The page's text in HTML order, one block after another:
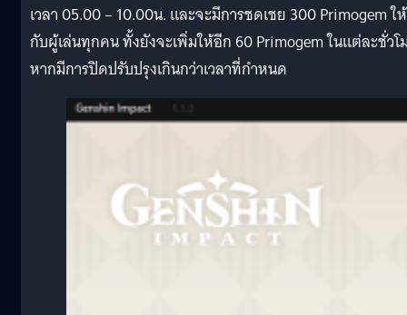
เวลา 05.00 – 10.00น. และจะมีการชดเชย 300 Primogem ให้
กับผู้เล่นทุกคน ทั้งยังจะเพิ่มให้อีก 60 Primogem ในแต่ละชั่วโ
หากมีการปิดปรับปรุงเกินกว่าเวลาที่กำหนด